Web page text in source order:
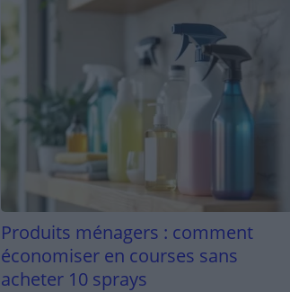
Produits ménagers : comment
économiser en courses sans
acheter 10 sprays